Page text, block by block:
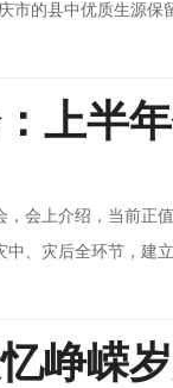
市的县中优质生源保
上半
会上介绍，当前正
、灾后全环节，建
峥嵘